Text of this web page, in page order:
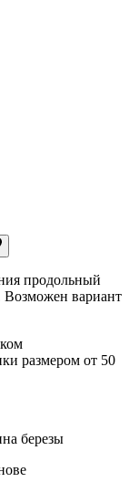
продольный
Возможен вариант
размером от 50
березы